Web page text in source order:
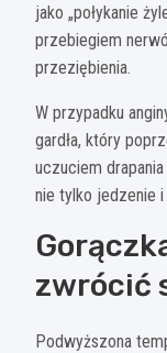
jako „połykanie
przebiegiem
przeziębienia.
W przypadku
gardła, który
uczuciem
nie tylko jedzenie i
zwrócić
Podwyższona